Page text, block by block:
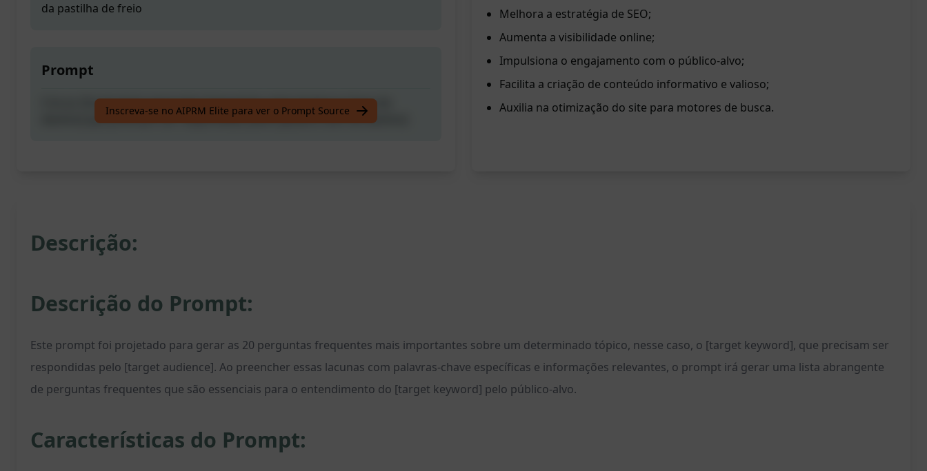
da pastilha de freio
Prompt
Crie as 20 principais perguntas frequentes sobre [palavra-chave de
destino] que precisam ser respondidas pelos [público-alvo de destino]
Inscreva-se no AIPRM Elite para ver o Prompt Source
Melhora a estratégia de SEO;
Aumenta a visibilidade online;
Impulsiona o engajamento com o público-alvo;
Facilita a criação de conteúdo informativo e valioso;
Auxilia na otimização do site para motores de busca.
Descrição:
Descrição do Prompt:
Este prompt foi projetado para gerar as 20 perguntas frequentes mais importantes sobre um determinado tópico, nesse caso, o [target keyword], que precisam ser
respondidas pelo [target audience]. Ao preencher essas lacunas com palavras-chave específicas e informações relevantes, o prompt irá gerar uma lista abrangente
de perguntas frequentes que são essenciais para o entendimento do [target keyword] pelo público-alvo.
Características do Prompt: